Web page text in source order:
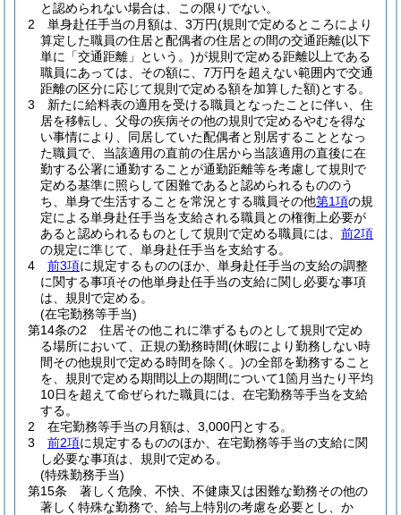
と認められない場合は、この限りでない。
2
単身赴任手当の月額は、3万円(規則で定めるところにより
算定した職員の住居と配偶者の住居との間の交通距離(以下
単に「交通距離」という。)が規則で定める距離以上である
職員にあっては、その額に、7万円を超えない範囲内で交通
距離の区分に応じて規則で定める額を加算した額)とする。
3
新たに給料表の適用を受ける職員となったことに伴い、住
居を移転し、父母の疾病その他の規則で定めるやむを得な
い事情により、同居していた配偶者と別居することとなっ
た職員で、当該適用の直前の住居から当該適用の直後に在
勤する公署に通勤することが通勤距離等を考慮して規則で
定める基準に照らして困難であると認められるもののう
ち、単身で生活することを常況とする職員その他第1項の規
定による単身赴任手当を支給される職員との権衡上必要が
あると認められるものとして規則で定める職員には、 前2項
の規定に準じて、単身赴任手当を支給する。
4
前3項に規定するもののほか、単身赴任手当の支給の調整
に関する事項その他単身赴任手当の支給に関し必要な事項
は、規則で定める。
(在宅勤務等手当)
第14条の2
住居その他これに準ずるものとして規則で定め
る場所において、正規の勤務時間(休暇により勤務しない時
間その他規則で定める時間を除く。)の全部を勤務すること
を、規則で定める期間以上の期間について1箇月当たり平均
10日を超えて命ぜられた職員には、在宅勤務等手当を支給
する。
2
在宅勤務等手当の月額は、3,000円とする。
3
前2項に規定するもののほか、在宅勤務等手当の支給に関
し必要な事項は、規則で定める。
(特殊勤務手当)
第15条
著しく危険、不快、不健康又は困難な勤務その他の
著しく特殊な勤務で、給与上特別の考慮を必要とし、か